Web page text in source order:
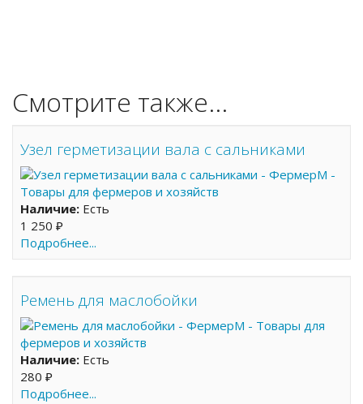
Смотрите также...
Узел герметизации вала с сальниками
Наличие: Есть
1 250 ₽
Подробнее...
Ремень для маслобойки
Наличие: Есть
280 ₽
Подробнее...